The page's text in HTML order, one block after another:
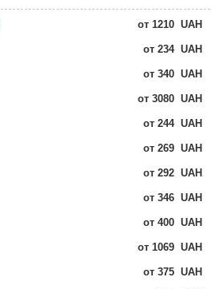
от 1210 UAH
от 234 UAH
от 340 UAH
от 3080 UAH
от 244 UAH
от 269 UAH
от 292 UAH
от 346 UAH
от 400 UAH
от 1069 UAH
от 375 UAH